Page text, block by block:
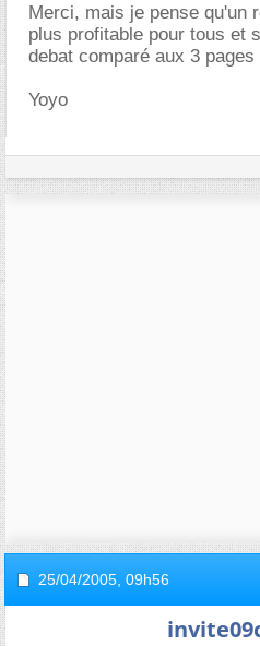
Merci, mais je pense qu'un
plus profitable pour tous et
debat comparé aux 3
Yoyo
25/04/2005, 09h56